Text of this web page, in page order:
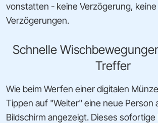
vonstatten - keine Verzögerung, keine
Verzögerungen.
Schnelle
Treffer
Wie beim Werfen einer digitalen
Tippen auf "Weiter" eine neue Person
Bildschirm angezeigt. Dieses